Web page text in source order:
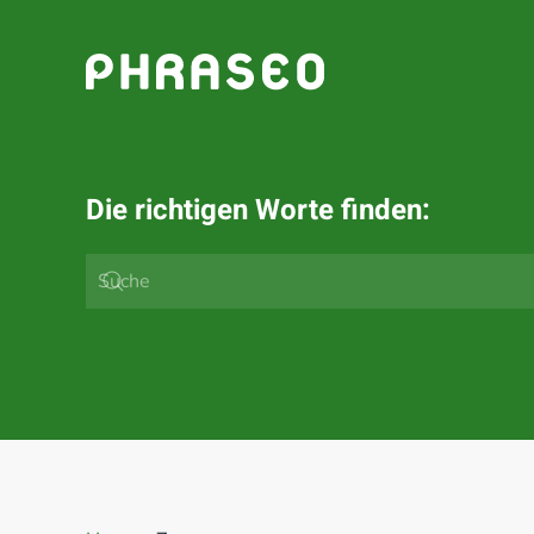
Zum Hauptinhalt springen
Die richtigen Worte finden: